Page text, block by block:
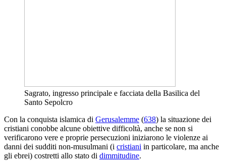
Sagrato, ingresso principale e facciata della Basilica del
Santo Sepolcro
Con la conquista islamica di Gerusalemme (638) la situazione dei
cristiani conobbe alcune obiettive difficoltà, anche se non si
verificarono vere e proprie persecuzioni iniziarono le violenze ai
danni dei sudditi non-musulmani (i cristiani in particolare, ma anche
gli ebrei) costretti allo stato di dimmitudine.